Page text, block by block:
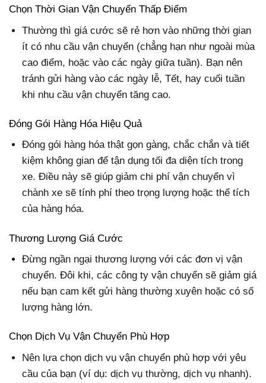
Chọn Thời Gian Vận Chuyển Thấp Điểm
Thường thì giá cước sẽ rẻ hơn vào những thời gian
ít có nhu cầu vận chuyển (chẳng hạn như ngoài mùa
cao điểm, hoặc vào các ngày giữa tuần). Bạn nên
tránh gửi hàng vào các ngày lễ, Tết, hay cuối tuần
khi nhu cầu vận chuyển tăng cao.
Đóng Gói Hàng Hóa Hiệu Quả
Đóng gói hàng hóa thật gọn gàng, chắc chắn và tiết
kiệm không gian để tận dụng tối đa diện tích trong
xe. Điều này sẽ giúp giảm chi phí vận chuyển vì
chành xe sẽ tính phí theo trọng lượng hoặc thể tích
của hàng hóa.
Thương Lượng Giá Cước
Đừng ngần ngại thương lượng với các đơn vị vận
chuyển. Đôi khi, các công ty vận chuyển sẽ giảm giá
nếu bạn cam kết gửi hàng thường xuyên hoặc có số
lượng hàng lớn.
Chọn Dịch Vụ Vận Chuyển Phù Hợp
Nên lựa chọn dịch vụ vận chuyển phù hợp với yêu
cầu của bạn (ví dụ: dịch vụ thường, dịch vụ nhanh).